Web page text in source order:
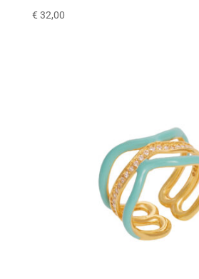
€ 32,00